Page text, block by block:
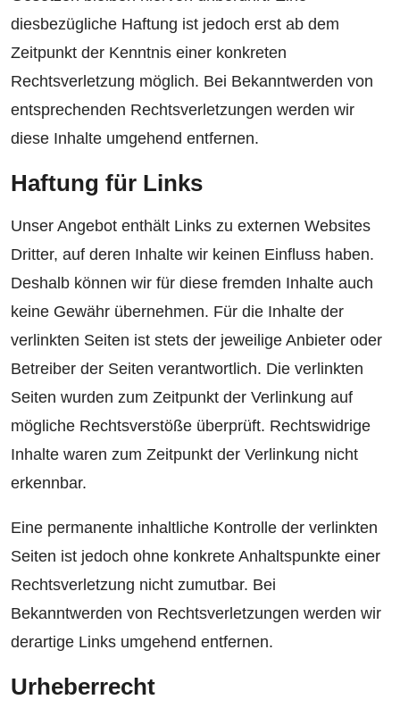
diesbezügliche Haftung ist jedoch erst ab dem
Zeitpunkt der Kenntnis einer konkreten
Rechtsverletzung möglich. Bei Bekanntwerden von
entsprechenden Rechtsverletzungen werden wir
diese Inhalte umgehend entfernen.
Haftung für Links
Unser Angebot enthält Links zu externen Websites
Dritter, auf deren Inhalte wir keinen Einfluss haben.
Deshalb können wir für diese fremden Inhalte auch
keine Gewähr übernehmen. Für die Inhalte der
verlinkten Seiten ist stets der jeweilige Anbieter oder
Betreiber der Seiten verantwortlich. Die verlinkten
Seiten wurden zum Zeitpunkt der Verlinkung auf
mögliche Rechtsverstöße überprüft. Rechtswidrige
Inhalte waren zum Zeitpunkt der Verlinkung nicht
erkennbar.
Eine permanente inhaltliche Kontrolle der verlinkten
Seiten ist jedoch ohne konkrete Anhaltspunkte einer
Rechtsverletzung nicht zumutbar. Bei
Bekanntwerden von Rechtsverletzungen werden wir
derartige Links umgehend entfernen.
Urheberrecht